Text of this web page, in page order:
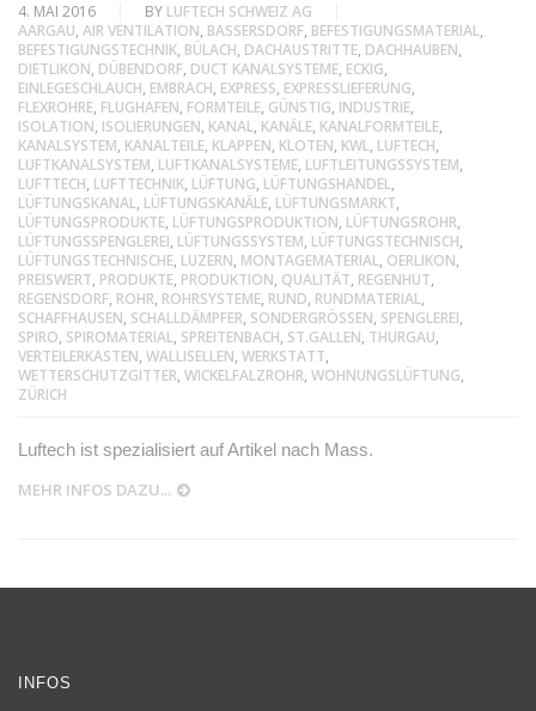
4. MAI 2016 BY LUFTECH SCHWEIZ AG
AARGAU, AIR VENTILATION, BASSERSDORF, BEFESTIGUNGSMATERIAL,
BEFESTIGUNGSTECHNIK, BÜLACH, DACHAUSTRITTE, DACHHAUBEN,
DIETLIKON, DÜBENDORF, DUCT KANALSYSTEME, ECKIG,
EINLEGESCHLAUCH, EMBRACH, EXPRESS, EXPRESSLIEFERUNG,
FLEXROHRE, FLUGHAFEN, FORMTEILE, GÜNSTIG, INDUSTRIE,
ISOLATION, ISOLIERUNGEN, KANAL, KANÄLE, KANALFORMTEILE,
KANALSYSTEM, KANALTEILE, KLAPPEN, KLOTEN, KWL, LUFTECH,
LUFTKANALSYSTEM, LUFTKANALSYSTEME, LUFTLEITUNGSSYSTEM,
LUFTTECH, LUFTTECHNIK, LÜFTUNG, LÜFTUNGSHANDEL,
LÜFTUNGSKANAL, LÜFTUNGSKANÄLE, LÜFTUNGSMARKT,
LÜFTUNGSPRODUKTE, LÜFTUNGSPRODUKTION, LÜFTUNGSROHR,
LÜFTUNGSSPENGLEREI, LÜFTUNGSSYSTEM, LÜFTUNGSTECHNISCH,
LÜFTUNGSTECHNISCHE, LUZERN, MONTAGEMATERIAL, OERLIKON,
PREISWERT, PRODUKTE, PRODUKTION, QUALITÄT, REGENHUT,
REGENSDORF, ROHR, ROHRSYSTEME, RUND, RUNDMATERIAL,
SCHAFFHAUSEN, SCHALLDÄMPFER, SONDERGRÖSSEN, SPENGLEREI,
SPIRO, SPIROMATERIAL, SPREITENBACH, ST.GALLEN, THURGAU,
VERTEILERKASTEN, WALLISELLEN, WERKSTATT,
WETTERSCHUTZGITTER, WICKELFALZROHR, WOHNUNGSLÜFTUNG,
ZÜRICH
Luftech ist spezialisiert auf Artikel nach Mass.
MEHR INFOS DAZU...
INFOS